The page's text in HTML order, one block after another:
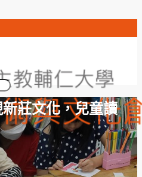
莊文化，兒童讀